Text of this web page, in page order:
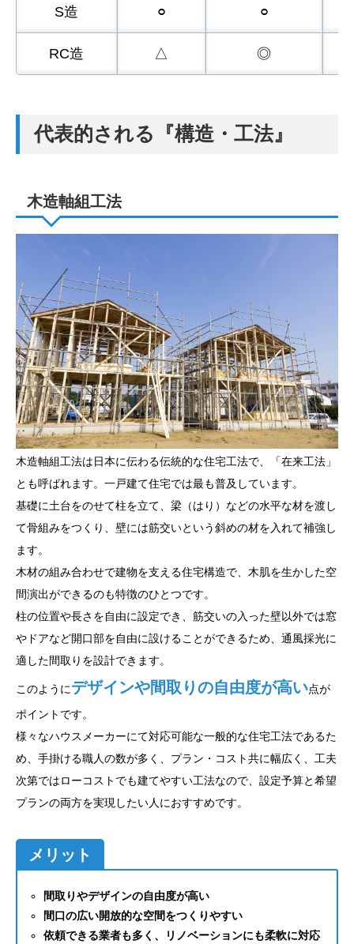
S造 ⚪︎ ⚪︎
RC造 △ ◎
代表的される『構造・工法』
木造軸組工法
木造軸組工法は日本に伝わる伝統的な住宅工法で、「在来工法」
とも呼ばれます。一戸建て住宅では最も普及しています。
基礎に土台をのせて柱を立て、梁（はり）などの水平な材を渡し
て骨組みをつくり、壁には筋交いという斜めの材を入れて補強し
ます。
木材の組み合わせで建物を支える住宅構造で、木肌を生かした空
間演出ができるのも特徴のひとつです。
柱の位置や長さを自由に設定でき、筋交いの入った壁以外では窓
やドアなど開口部を自由に設けることができるため、通風採光に
適した間取りを設計できます。
このようにデザインや間取りの自由度が高い点が
ポイントです。
様々なハウスメーカーにて対応可能な一般的な住宅工法であるた
め、手掛ける職人の数が多く、プラン・コスト共に幅広く、工夫
次第ではローコストでも建てやすい工法なので、設定予算と希望
プランの両方を実現したい人におすすめです。
メリット
間取りやデザインの自由度が高い
間口の広い開放的な空間をつくりやすい
依頼できる業者も多く、リノベーションにも柔軟に対応